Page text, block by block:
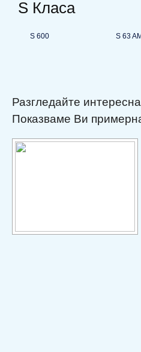
S Класа
S 600 S 63
Разгледайте
Показваме Ви